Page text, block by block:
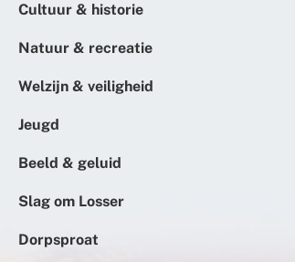
Cultuur & historie
Natuur & recreatie
Welzijn & veiligheid
Jeugd
Beeld & geluid
Slag om Losser
Dorpsproat